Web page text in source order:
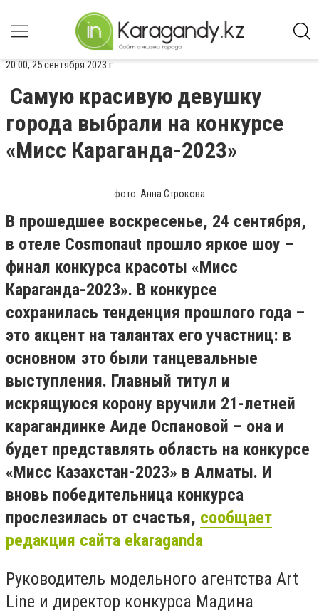
20:00, 25 сентября 2023 г.
Самую красивую девушку
города выбрали на конкурсе
«Мисс Караганда-2023»
фото: Анна Строкова
В прошедшее воскресенье, 24 сентября,
в отеле Cosmonaut прошло яркое шоу –
финал конкурса красоты «Мисс
Караганда-2023». В конкурсе
сохранилась тенденция прошлого года –
это акцент на талантах его участниц: в
основном это были танцевальные
выступления. Главный титул и
искрящуюся корону вручили 21-летней
карагандинке Аиде Оспановой – она и
будет представлять область на конкурсе
«Мисс Казахстан-2023» в Алматы. И
вновь победительница конкурса
прослезилась от счастья, сообщает
редакция сайта ekaraganda
Руководитель модельного агентства Art
Line и директор конкурса Мадина